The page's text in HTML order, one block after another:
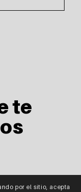
te
por el sitio, acepta